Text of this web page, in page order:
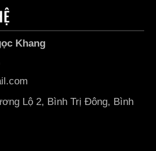
Khang
Lộ 2, Bình Trị Đông, Bình